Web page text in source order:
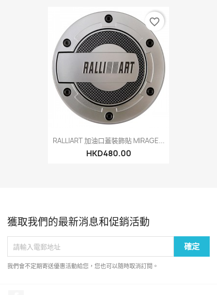
RALLIART 加油口蓋裝飾貼 MIRAGE...
HKD480.00
favorite_border
獲取我們的最新消息和促銷活動
我們會不定期寄送優惠活動給您，您也可以隨時取消訂閱。